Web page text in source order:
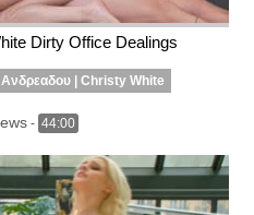
Dirty Office Dealings
Ανδρεαδου | Christy White
- 44:00